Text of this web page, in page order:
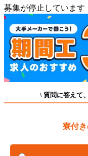
募集が停止しています
\ 質問に答えて、
寮付